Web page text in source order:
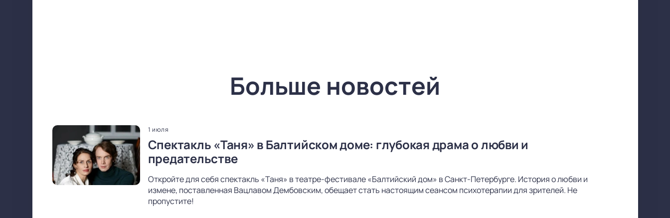
Больше новостей
1 июля
Спектакль «Таня» в Балтийском доме: глубокая драма о любви и
предательстве
Откройте для себя спектакль «Таня» в театре-фестивале «Балтийский дом» в Санкт-Петербурге. История о любви и
измене, поставленная Вацлавом Дембовским, обещает стать настоящим сеансом психотерапии для зрителей. Не
пропустите!